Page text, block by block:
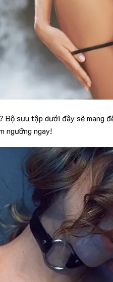
sưu tập dưới đây sẽ mang
ngưỡng ngay!